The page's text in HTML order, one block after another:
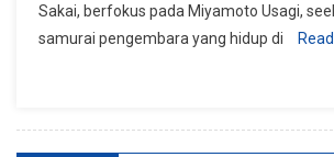
Sakai, berfokus pada Miyamoto Usagi,
samurai pengembara yang hidup di